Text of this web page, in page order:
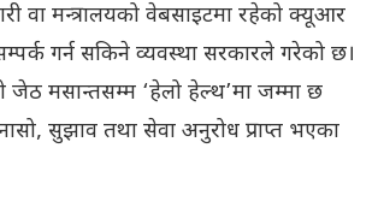
वा मन्त्रालयको वेबसाइटमा रहेको क्यूआर
गर्न सकिने व्यवस्था सरकारले गरेको छ।
मसान्तसम्म ‘हेलो हेल्थ’मा जम्मा छ
सुझाव तथा सेवा अनुरोध प्राप्त भएका